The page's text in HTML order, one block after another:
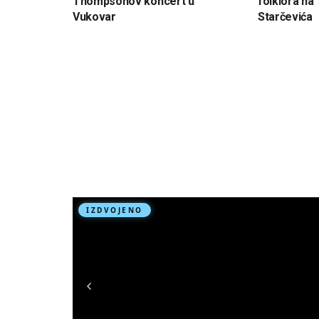
Vukovar
Starčevića